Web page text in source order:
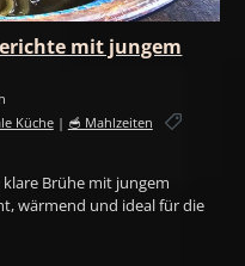
mit jungem
Küche| 🥣 Mahlzeiten
Brühe mit jungem
wärmend und ideal für die